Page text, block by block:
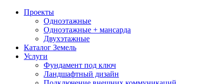
Проекты
Одноэтажные
Одноэтажные + мансарда
Двухэтажные
Каталог Земель
Услуги
Фундамент под ключ
Ландшафтный дизайн